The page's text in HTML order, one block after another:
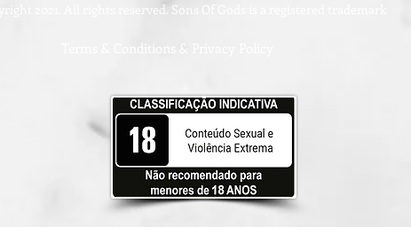
2021. All rights reserved. Sons Of Gods is a registered trademark
Terms & Conditions & Privacy Policy